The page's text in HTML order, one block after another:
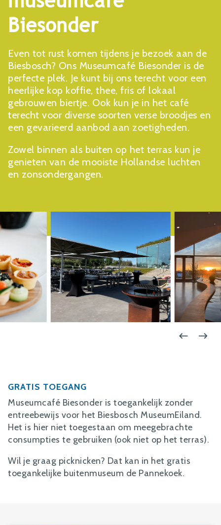
Biesonder
Even tot rust komen tijdens je bezoek aan de
Biesbosch? Ons Museumcafé Biesonder is de
perfecte plek. Je kunt bij ons terecht voor een
heerlijke kop koffie, thee, fris of lokaal
gebrouwen biertje. Ook kun je in het café
terecht voor diverse soorten verse broodjes en
een gevarieerd aanbod aan zoetigheden.
Zowel binnen als buiten op het terras kun je
genieten van de mooiste Hollandse luchten
en zonsondergangen.
GRATIS TOEGANG
Museumcafé Biesonder is toegankelijk zonder
entreebewijs voor het Biesbosch MuseumEiland.
Het is hier niet toegestaan om meegebrachte
consumpties te gebruiken (ook niet op het terras).
Wil je graag picknicken? Dat kan in het gratis
toegankelijke buitenmuseum de Pannekoek.